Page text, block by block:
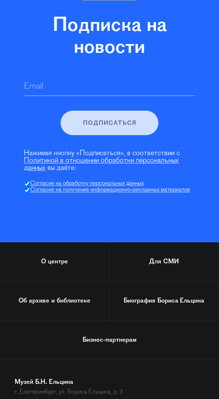
Подписка на
новости
Email
ПОДПИСАТЬСЯ
Нажимая кнопку «Подписаться», в соответствии с
Политикой в отношении обработки персональных
данных вы даёте:
Согласие на обработку персональных данных
Согласие на получение информационно-рекламных материалов
О центре Для СМИ
Об архиве и библиотеке Биография Бориса Ельцина
Бизнес-партнерам
Музей Б.Н. Ельцина
г. Екатеринбург, ул. Бориса Ельцина, д. 3